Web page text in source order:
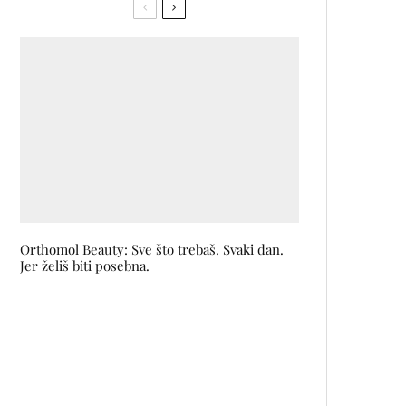
Orthomol Beauty: Sve što trebaš. Svaki dan.
Jer želiš biti posebna.